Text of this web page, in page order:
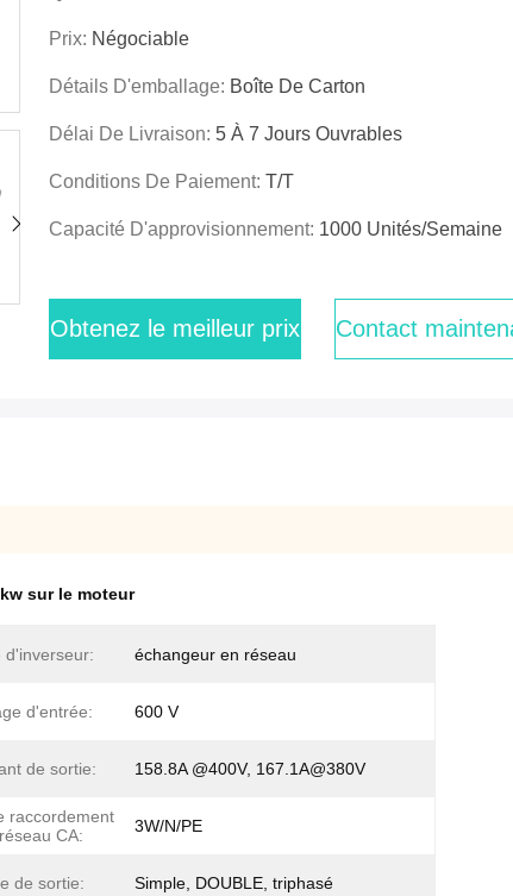
Prix: Négociable
Détails D'emballage: Boîte De Carton
Délai De Livraison: 5 À 7 Jours Ouvrables
Conditions De Paiement: T/T
Capacité D'approvisionnement: 1000 Unités/semaine
Obtenez le meilleur prix Contact
sur le moteur
d'inverseur: échangeur en réseau
d'entrée: 600 V
de sortie: 158.8A @400V, 167.1A@380V
raccordement
CA:
3W/N/PE
de sortie: Simple, DOUBLE, triphasé